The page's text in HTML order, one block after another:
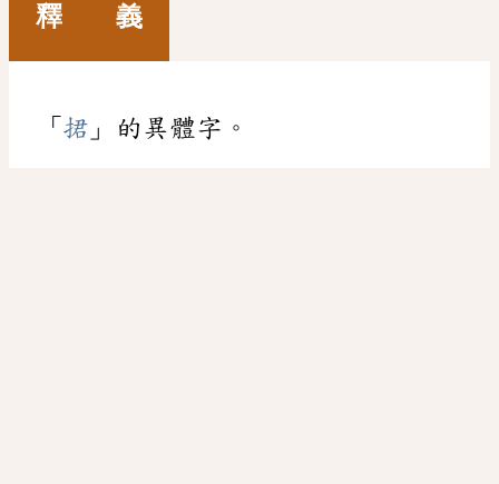
釋 義
「 捃 」的異體字。